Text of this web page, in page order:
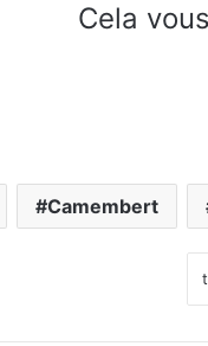
Cela
Camembert